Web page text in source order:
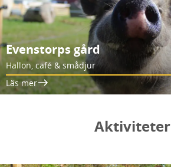
Evenstorps gård
Hallon, café & smådjur
Läs mer
Aktiviteter